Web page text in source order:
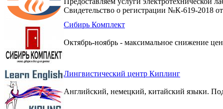
Свидетельство о регистрации №К-619-2018 от
Сибирь Комплект
Октябрь-ноябрь - максимальное снижение
Лингвистический центр Киплинг
Английский, немецкий, китайский языки.